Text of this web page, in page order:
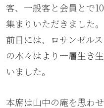
客、一般客と会員とで
集まりいただきました。
前日には、ロサンゼル
の木々はより一層生き
いました。
本席は山中の庵を思わ